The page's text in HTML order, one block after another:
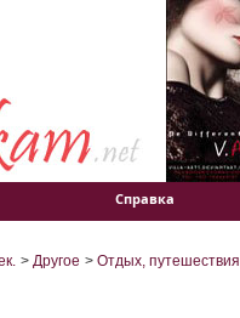
Справка
> Другое > Отдых,